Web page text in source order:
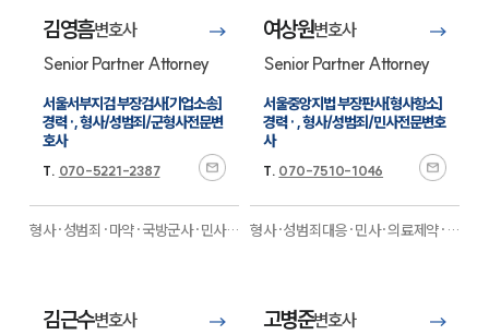
김영흠변호사
Senior Partner Attorney
서울서부지검 부장검사[기업소송]
경력 ·, 형사/성범죄/군형사전문변
호사
T. 070-5221-2387
형사·성범죄·마약·국방군사·민사·
여상원변호사
Senior Partner Attorney
서울중앙지법 부장판사[형사항소]
경력 · , 형사/성범죄/민사전문변호
사
T. 070-7510-1046
형사·성범죄대응·민사·의료제약·마
김근수변호사
고병준변호사